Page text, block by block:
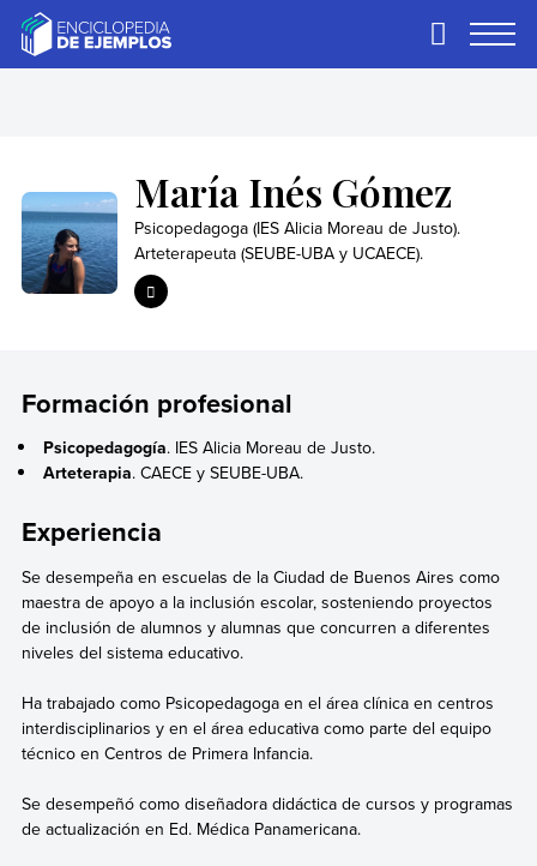
contentEjemplos
Necesitas ejemplos.
Primary
María Inés Gómez
Psicopedagoga (IES Alicia Moreau de Justo).
Arteterapeuta (SEUBE-UBA y UCAECE).
Formación profesional
Psicopedagogía. IES Alicia Moreau de Justo.
Arteterapia. CAECE y SEUBE-UBA.
Experiencia
Se desempeña en escuelas de la Ciudad de Buenos Aires como
maestra de apoyo a la inclusión escolar, sosteniendo proyectos
de inclusión de alumnos y alumnas que concurren a diferentes
niveles del sistema educativo.
Ha trabajado como Psicopedagoga en el área clínica en centros
interdisciplinarios y en el área educativa como parte del equipo
técnico en Centros de Primera Infancia.
Se desempeñó como diseñadora didáctica de cursos y programas
de actualización en Ed. Médica Panamericana.